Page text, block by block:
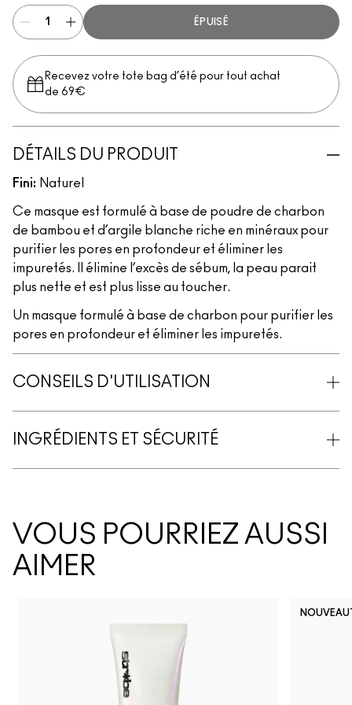
ÉPUISÉ
Recevez votre tote bag d’été pour tout achat
de 69€
DÉTAILS DU PRODUIT
Fini: Naturel
Ce masque est formulé à base de poudre de charbon
de bambou et d’argile blanche riche en minéraux pour
purifier les pores en profondeur et éliminer les
impuretés. Il élimine l’excès de sébum, la peau parait
plus nette et est plus lisse au toucher.
Un masque formulé à base de charbon pour purifier les
pores en profondeur et éliminer les impuretés.
CONSEILS D'UTILISATION
INGRÉDIENTS ET SÉCURITÉ
VOUS POURRIEZ AUSSI
AIMER